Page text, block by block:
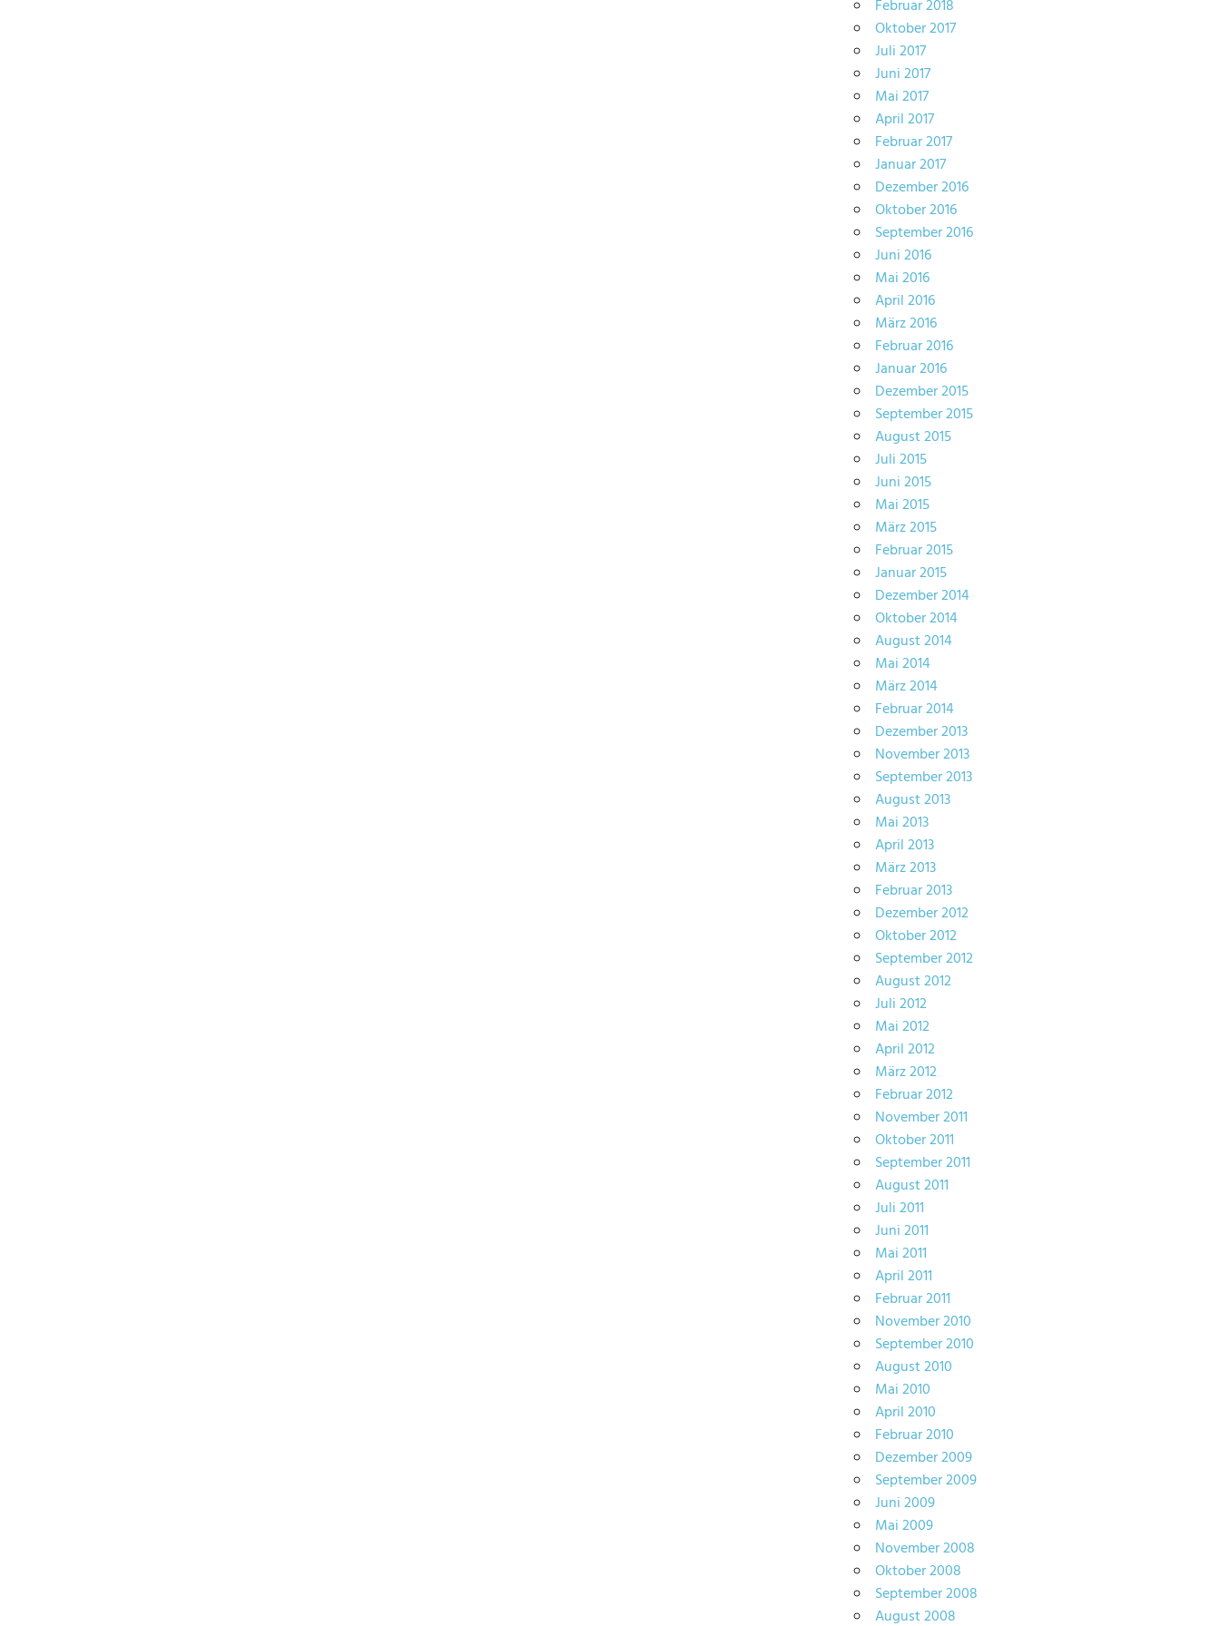
Februar 2018
Oktober 2017
Juli 2017
Juni 2017
Mai 2017
April 2017
Februar 2017
Januar 2017
Dezember 2016
Oktober 2016
September 2016
Juni 2016
Mai 2016
April 2016
März 2016
Februar 2016
Januar 2016
Dezember 2015
September 2015
August 2015
Juli 2015
Juni 2015
Mai 2015
März 2015
Februar 2015
Januar 2015
Dezember 2014
Oktober 2014
August 2014
Mai 2014
März 2014
Februar 2014
Dezember 2013
November 2013
September 2013
August 2013
Mai 2013
April 2013
März 2013
Februar 2013
Dezember 2012
Oktober 2012
September 2012
August 2012
Juli 2012
Mai 2012
April 2012
März 2012
Februar 2012
November 2011
Oktober 2011
September 2011
August 2011
Juli 2011
Juni 2011
Mai 2011
April 2011
Februar 2011
November 2010
September 2010
August 2010
Mai 2010
April 2010
Februar 2010
Dezember 2009
September 2009
Juni 2009
Mai 2009
November 2008
Oktober 2008
September 2008
August 2008